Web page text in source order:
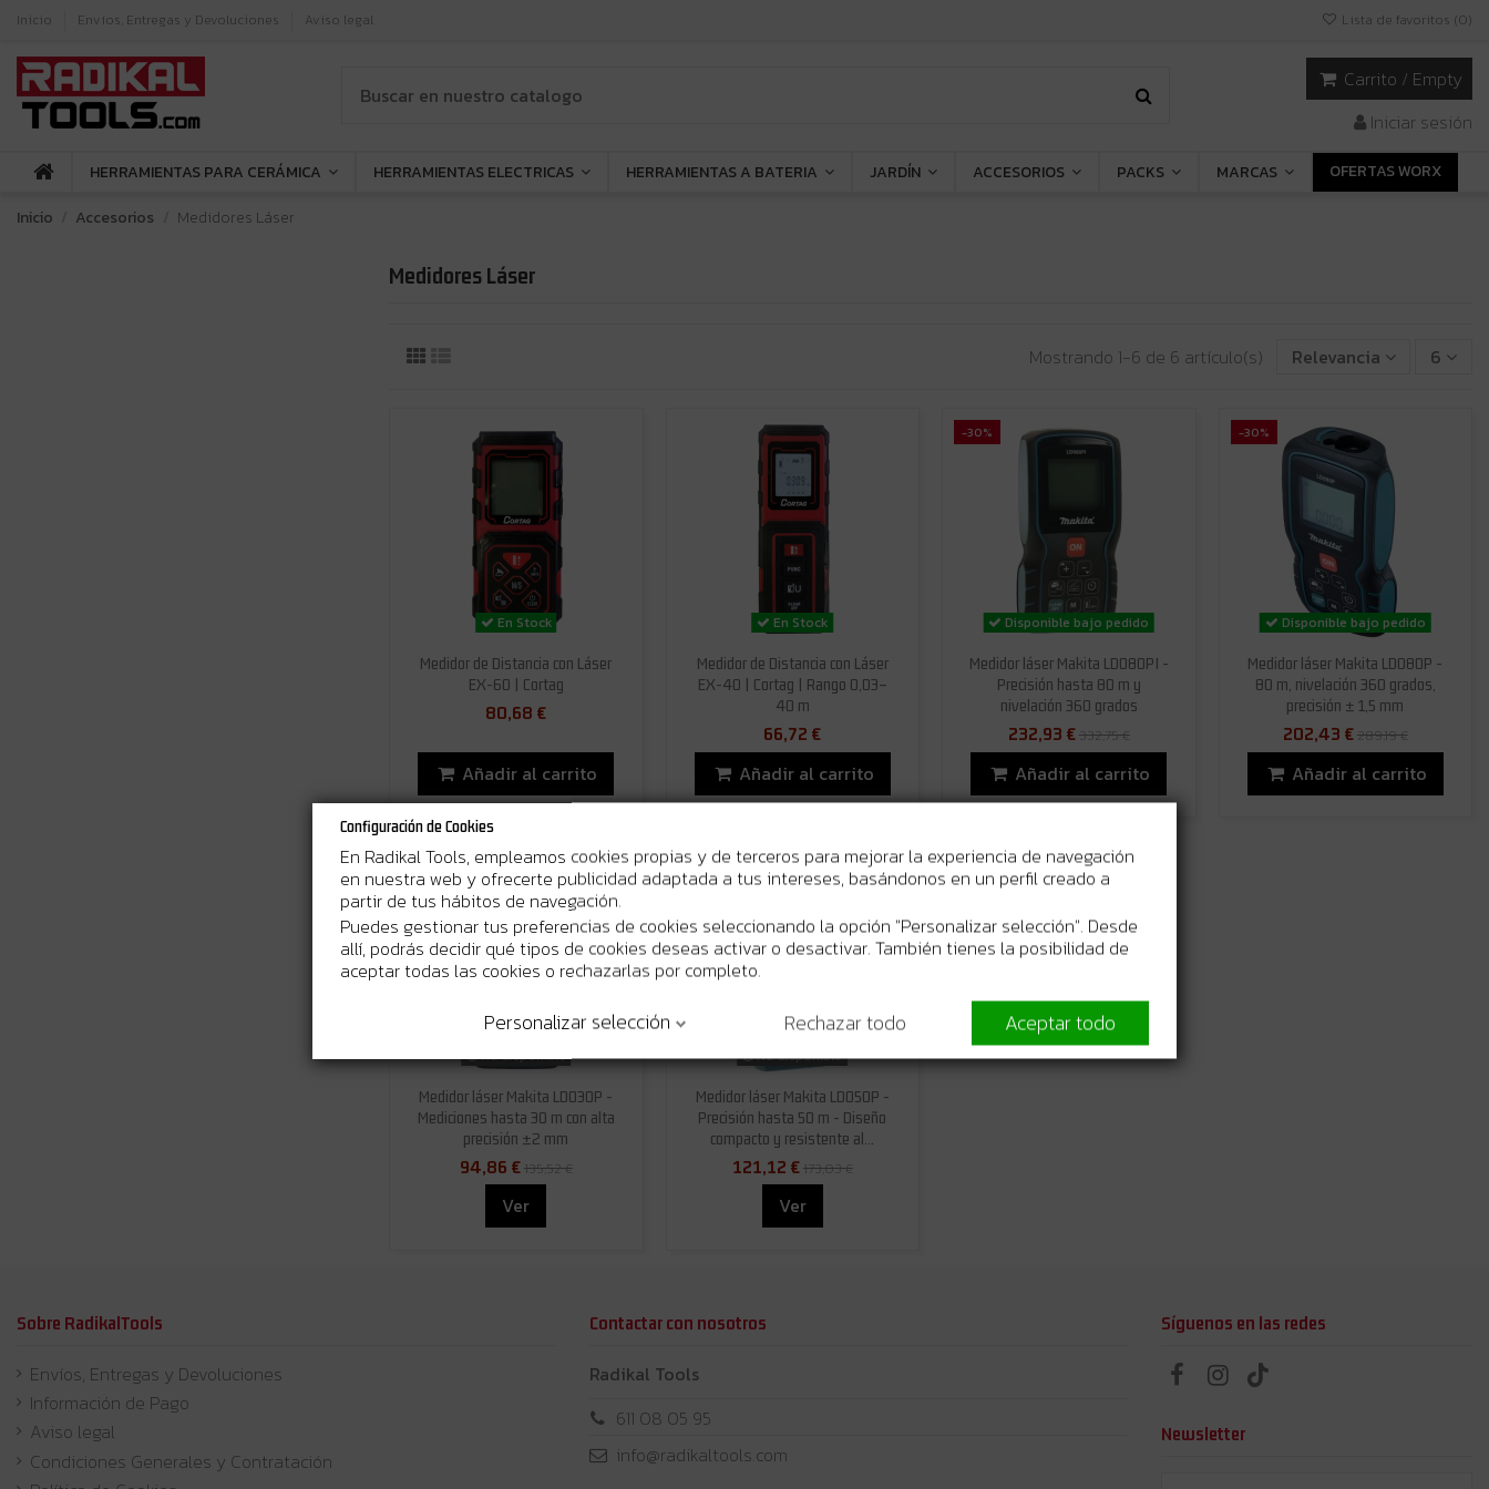
Inicio Envíos, Entregas y Devoluciones Aviso legal Lista de favoritos (0)
Carrito / Empty
Iniciar sesión
HERRAMIENTAS PARA CERÁMICA HERRAMIENTAS ELECTRICAS HERRAMIENTAS A BATERIA JARDÍN ACCESORIOS PACKS MARCAS
OFERTAS WORX
Inicio
Accesorios Medidores Láser
Medidores Láser
Mostrando 1-6 de 6 artículo(s) Relevancia 6
En Stock
Medidor de Distancia con Láser
EX-60 | Cortag
80,68 €
Añadir al carrito
En Stock
Medidor de Distancia con Láser
EX-40 | Cortag | Rango 0,03–
40 m
66,72 €
Añadir al carrito
-30%
Disponible bajo pedido
Medidor láser Makita LD080PI -
Precisión hasta 80 m y
nivelación 360 grados
232,93 €332,75 €
Añadir al carrito
-30%
Disponible bajo pedido
Medidor láser Makita LD080P -
80 m, nivelación 360 grados,
precisión ± 1,5 mm
202,43 €289,19 €
Añadir al carrito
-30%
No disponible
Medidor láser Makita LD030P -
Mediciones hasta 30 m con alta
precisión ±2 mm
94,86 €135,52 €
Ver
-30%
No disponible
Medidor láser Makita LD050P -
Precisión hasta 50 m - Diseño
compacto y resistente al...
121,12 €173,03 €
Ver
Sobre RadikalTools
Envíos, Entregas y Devoluciones
Información de Pago
Aviso legal
Condiciones Generales y Contratación
Contactar con nosotros
Radikal Tools
611 08 05 95
info@radikaltools.com
Síguenos en las redes
Newsletter
Configuración de Cookies
En Radikal Tools, empleamos cookies propias y de terceros para mejorar la experiencia de navegación
en nuestra web y ofrecerte publicidad adaptada a tus intereses, basándonos en un perfil creado a
partir de tus hábitos de navegación.
Puedes gestionar tus preferencias de cookies seleccionando la opción "Personalizar selección". Desde
allí, podrás decidir qué tipos de cookies deseas activar o desactivar. También tienes la posibilidad de
aceptar todas las cookies o rechazarlas por completo.
Personalizar selección Rechazar todo Aceptar todo